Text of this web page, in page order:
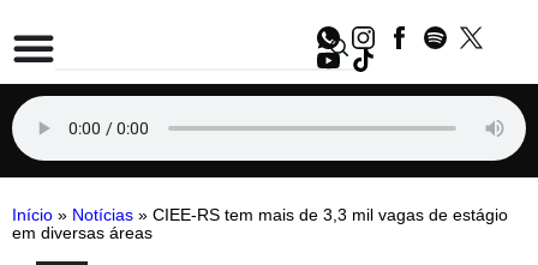
Início » Notícias » CIEE-RS tem mais de 3,3 mil vagas de estágio
em diversas áreas